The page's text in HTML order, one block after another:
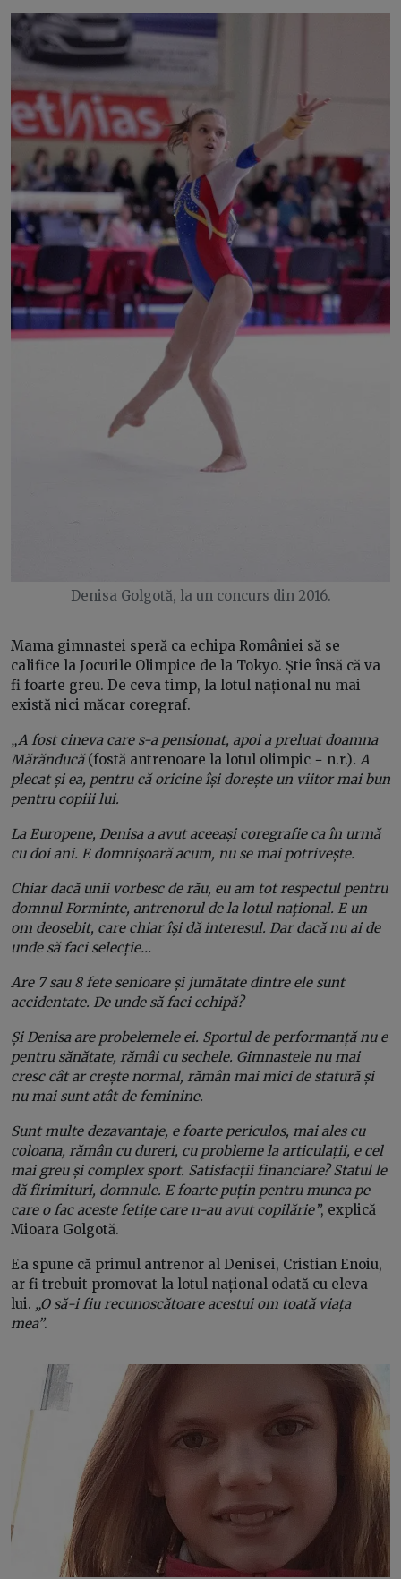
Denisa Golgotă, la un concurs din 2016.
Mama gimnastei speră ca echipa României să se
califice la Jocurile Olimpice de la Tokyo. Știe însă că va
fi foarte greu. De ceva timp, la lotul național nu mai
există nici măcar coregraf.
„A fost cineva care s-a pensionat, apoi a preluat doamna
Mărănducă(fostă antrenoare la lotul olimpic − n.r.). A
plecat și ea, pentru că oricine își dorește un viitor mai bun
pentru copiii lui.
La Europene, Denisa a avut aceeași coregrafie ca în urmă
cu doi ani. E domnișoară acum, nu se mai potrivește.
Chiar dacă unii vorbesc de rău, eu am tot respectul pentru
domnul Forminte, antrenorul de la lotul naţional. E un
om deosebit, care chiar își dă interesul. Dar dacă nu ai de
unde să faci selecție…
Are 7 sau 8 fete senioare și jumătate dintre ele sunt
accidentate. De unde să faci echipă?
Și Denisa are probelemele ei. Sportul de performanță nu e
pentru sănătate, rămâi cu sechele. Gimnastele nu mai
cresc cât ar crește normal, rămân mai mici de statură și
nu mai sunt atât de feminine.
Sunt multe dezavantaje, e foarte periculos, mai ales cu
coloana, rămân cu dureri, cu probleme la articulații, e cel
mai greu și complex sport. Satisfacții financiare? Statul le
dă firimituri, domnule. E foarte puțin pentru munca pe
care o fac aceste fetițe care n-au avut copilărie”, explică
Mioara Golgotă.
Ea spune că primul antrenor al Denisei, Cristian Enoiu,
ar fi trebuit promovat la lotul național odată cu eleva
lui. „O să-i fiu recunoscătoare acestui om toată viața
mea”.